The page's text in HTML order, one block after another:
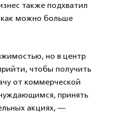
также подхватил
как можно больше
но в центр
чтобы получить
от коммерческой
принять
акциях, —